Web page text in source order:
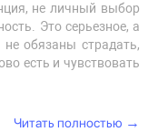
не личный выбор
Это серьезное, а
обязаны страдать,
есть и чувствовать
Читать полностью →